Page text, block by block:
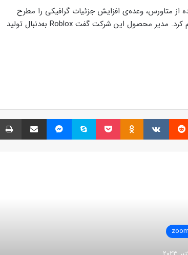
از متاورس، وعده‌ی افزایش جزئیات گرافیکی را مطرح
می‌کند. ماه گذشته‌ی میلادی Roblox نیز خبر مشابهی اعلام کرد. مدیر محصول این شرکت گفت Roblox به‌دنبال تولید
Reddit
VKontakte
Odnoklassniki پاکت اسکایپ مسنجر اشتراک گذاری با ایمیل